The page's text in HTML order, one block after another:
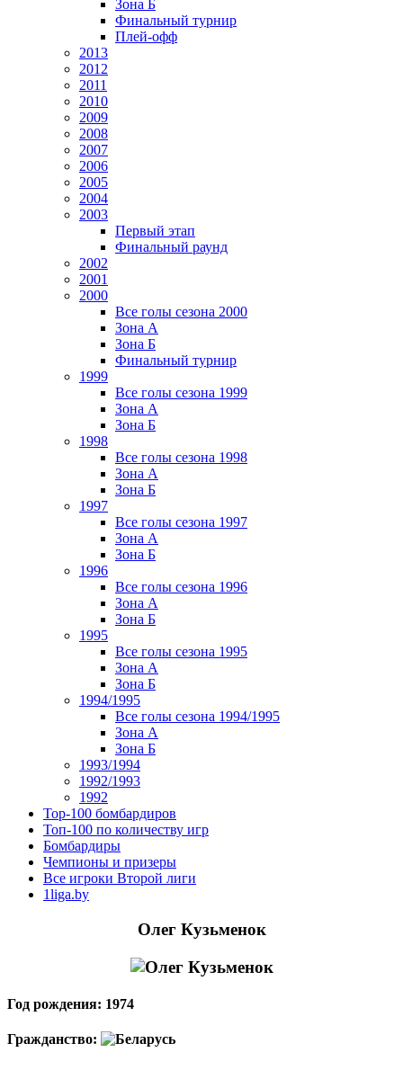
Зона Б
Финальный турнир
Плей-офф
2013
2012
2011
2010
2009
2008
2007
2006
2005
2004
2003
Первый этап
Финальный раунд
2002
2001
2000
Все голы сезона 2000
Зона А
Зона Б
Финальный турнир
1999
Все голы сезона 1999
Зона А
Зона Б
1998
Все голы сезона 1998
Зона А
Зона Б
1997
Все голы сезона 1997
Зона А
Зона Б
1996
Все голы сезона 1996
Зона А
Зона Б
1995
Все голы сезона 1995
Зона А
Зона Б
1994/1995
Все голы сезона 1994/1995
Зона А
Зона Б
1993/1994
1992/1993
1992
Top-100 бомбардиров
Топ-100 по количеству игр
Бомбардиры
Чемпионы и призеры
Все игроки Второй лиги
1liga.by
Олег Кузьменок
Год рождения: 1974
Гражданство: